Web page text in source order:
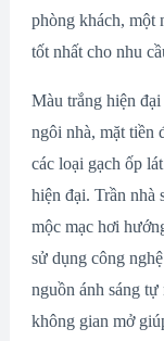
phòng khách, một
tốt nhất cho nhu
Màu trắng hiện
ngôi nhà, mặt tiền
các loại gạch ốp
hiện đại. Trần nhà
mộc mạc hơi
sử dụng công
nguồn ánh sáng
không gian mở